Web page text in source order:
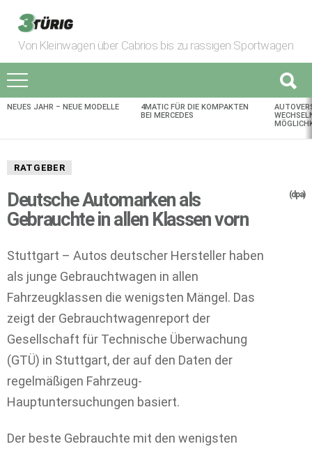
Von Kleinwagen über Cabrios bis zu rassigen Sportwagen
AKTUELLES
NEUES JAHR – NEUE MODELLE
4MATIC FÜR DIE KOMPAKTEN
BEI MERCEDES
RATGEBER
Deutsche Automarken als
Gebrauchte in allen Klassen vorn
(dpa)
Stuttgart – Autos deutscher Hersteller haben
als junge Gebrauchtwagen in allen
Fahrzeugklassen die wenigsten Mängel. Das
zeigt der Gebrauchtwagenreport der
Gesellschaft für Technische Überwachung
(GTÜ) in Stuttgart, der auf den Daten der
regelmäßigen Fahrzeug-
Hauptuntersuchungen basiert.
Der beste Gebrauchte mit den wenigsten